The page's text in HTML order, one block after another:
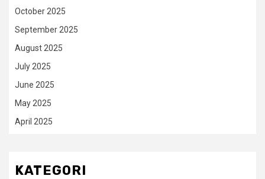
October 2025
September 2025
August 2025
July 2025
June 2025
May 2025
April 2025
KATEGORI